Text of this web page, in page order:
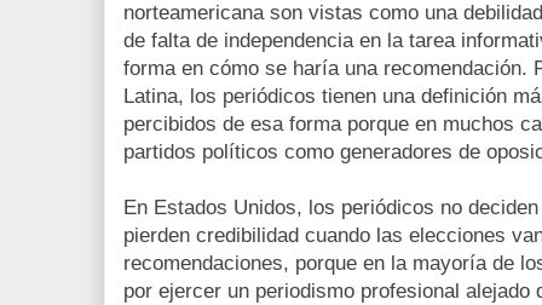
norteamericana son vistas como una
de falta de independencia en la tarea
forma en cómo se haría una recomendación.
Latina, los periódicos tienen una definición
percibidos de esa forma porque en muchos
partidos políticos como generadores de
En Estados Unidos, los periódicos no
pierden credibilidad cuando las elecciones
recomendaciones, porque en la mayoría de
por ejercer un periodismo profesional